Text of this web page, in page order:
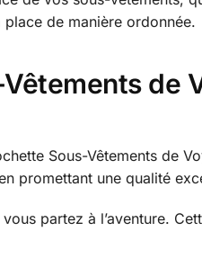
de manière ordonnée.
de
Sous-Vêtements de
promettant une qualité
partez à l’aventure.